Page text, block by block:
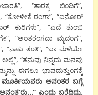
“ತಾರಕ್ಕ ಬಿಂದಿಗೆ”,
“ಕೋಳೀಕೆ ರಂಗಾ”, “ಐನೋರ್
ಕುರಿಗಳು”, “ಎದೆ ತುಂಬಿ
“ಅಂತರಂಗದಾ ಮೃದಂಗ”,
“ನಾಕು ತಂತಿ”, “ಬಾ ಮಳೆಯೇ
“ತನುವು ನಿನ್ನದು ಮನವು
ಈಗಲೂ ಭಾವದುತ್ತುಂಗಕ್ಕೆ
ಮೂರ್ತಿಯವರು ಅನಂತರ ಬಗ್ಗೆ
ಎಂದು ಬರೆದಿದ್ದು.